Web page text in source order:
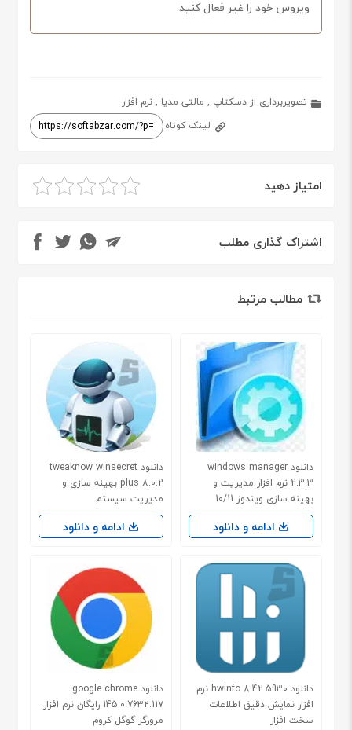
ویروس خود را غیر فعال کنید.
تصویربرداری از دسکتاپ , مالتی مدیا ,نرم افزار
لینک کوتاه
امتیاز دهید
اشتراک گذاری مطلب
مطالب مرتبط
دانلود windows manager
2.3.3 نرم افزار مدیریت و
بهینه سازی ویندوز 10/11
ادامه و دانلود
دانلود tweaknow winsecret
plus 8.0.2 بهینه سازی و
مدیریت سیستم
ادامه و دانلود
دانلود hwinfo 8.42.5930 نرم
افزار نمایش دقیق اطلاعات
سخت افزار
دانلود google chrome
145.0.7632.117 رایگان نرم افزار
مرورگر گوگل کروم